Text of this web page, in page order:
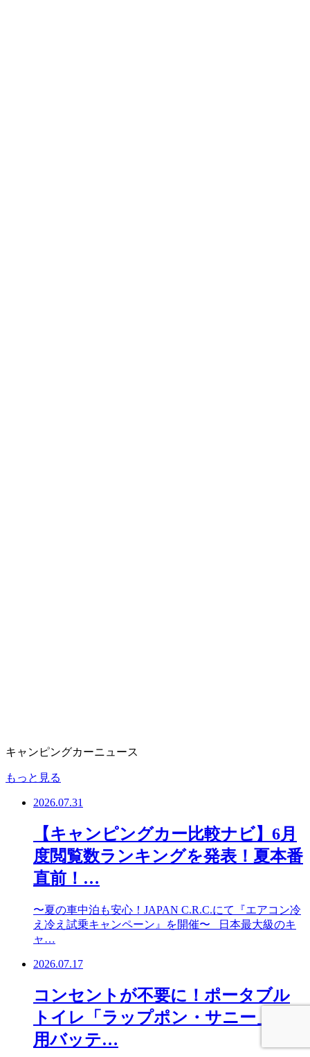
キャンピングカーニュース
もっと見る
2026.07.31
【キャンピングカー比較ナビ】6月
度閲覧数ランキングを発表！夏本番
直前！…
〜夏の車中泊も安心！JAPAN C.R.C.にて『エアコン冷
え冷え試乗キャンペーン』を開催〜 日本最大級のキ
ャ…
2026.07.17
コンセントが不要に！ポータブル
トイレ「ラップポン・サニー」専
用バッテ…